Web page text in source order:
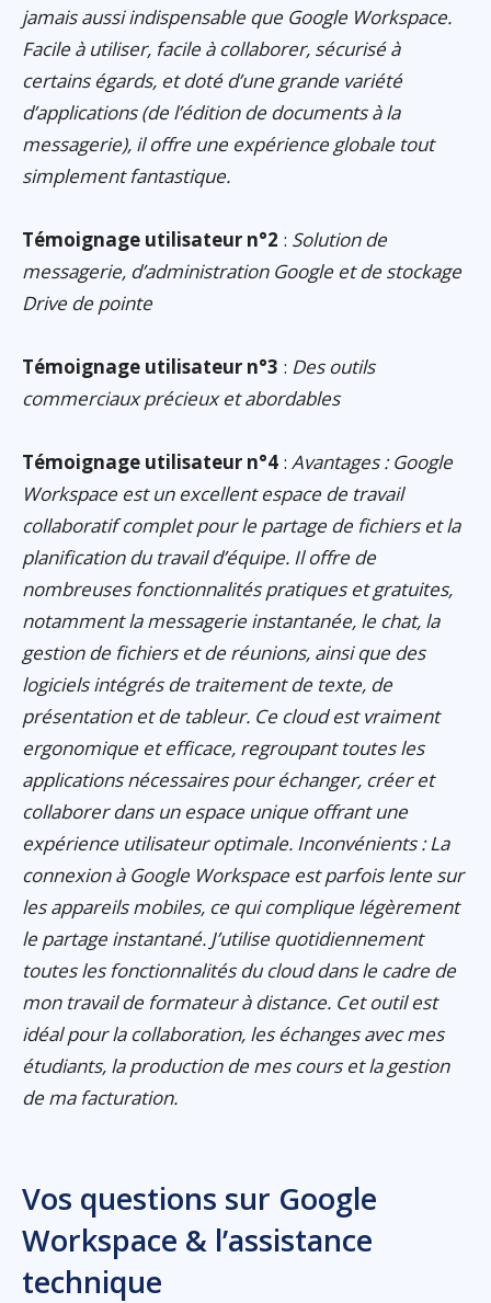
jamais aussi indispensable que Google Workspace.
Facile à utiliser, facile à collaborer, sécurisé à
certains égards, et doté d’une grande variété
d’applications (de l’édition de documents à la
messagerie), il offre une expérience globale tout
simplement fantastique.
Témoignage utilisateur n°2 : Solution de
messagerie, d’administration Google et de stockage
Drive de pointe
Témoignage utilisateur n°3 : Des outils
commerciaux précieux et abordables
Témoignage utilisateur n°4 : Avantages : Google
Workspace est un excellent espace de travail
collaboratif complet pour le partage de fichiers et la
planification du travail d’équipe. Il offre de
nombreuses fonctionnalités pratiques et gratuites,
notamment la messagerie instantanée, le chat, la
gestion de fichiers et de réunions, ainsi que des
logiciels intégrés de traitement de texte, de
présentation et de tableur. Ce cloud est vraiment
ergonomique et efficace, regroupant toutes les
applications nécessaires pour échanger, créer et
collaborer dans un espace unique offrant une
expérience utilisateur optimale. Inconvénients : La
connexion à Google Workspace est parfois lente sur
les appareils mobiles, ce qui complique légèrement
le partage instantané. J’utilise quotidiennement
toutes les fonctionnalités du cloud dans le cadre de
mon travail de formateur à distance. Cet outil est
idéal pour la collaboration, les échanges avec mes
étudiants, la production de mes cours et la gestion
de ma facturation.
Vos questions sur Google
Workspace & l’assistance
technique